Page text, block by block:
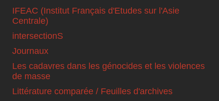
IFEAC (Institut Français d'Etudes sur l'Asie
Centrale)
intersectionS
Journaux
Les cadavres dans les génocides et les violences
de masse
Littérature comparée / Feuilles d'archives